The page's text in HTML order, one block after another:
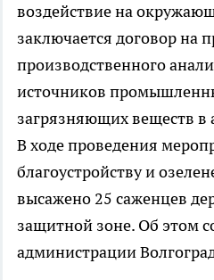
воздействие на
заключается договор на
производственного
источников
загрязняющих веществ в
В ходе проведения
благоустройству и
высажено 25 саженцев
защитной зоне. Об этом
администрации